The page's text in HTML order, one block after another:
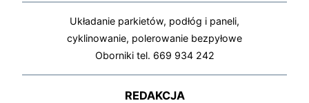
Układanie parkietów, podłóg i paneli,
cyklinowanie, polerowanie bezpyłowe
Oborniki tel. 669 934 242
REDAKCJA